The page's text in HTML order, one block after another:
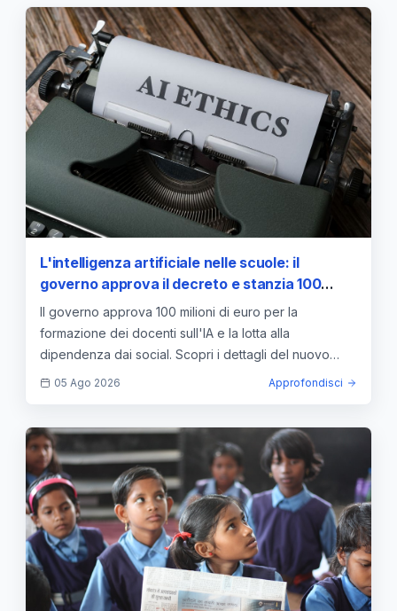
L'intelligenza artificiale nelle scuole: il
governo approva il decreto e stanzia 100
milioni di euro per la formazione dei docenti
Il governo approva 100 milioni di euro per la
formazione dei docenti sull'IA e la lotta alla
dipendenza dai social. Scopri i dettagli del nuovo
decreto.
05 Ago 2026 Approfondisci